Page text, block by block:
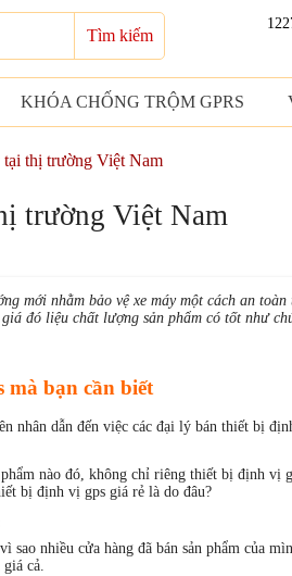
Tìm kiếm
KHÓA CHỐNG TRỘM GPRS
thị trường Việt Nam
trường Việt Nam
mới nhằm bảo vệ xe máy một cách an
đó liệu chất lượng sản phẩm có tốt như
mà bạn cần biết
nhân dẫn đến việc các đại lý bán thiết bị
nào đó, không chỉ riêng thiết bị định vị
bị định vị gps giá rẻ là do đâu?
nhiều cửa hàng đã bán sản phẩm của
cả.